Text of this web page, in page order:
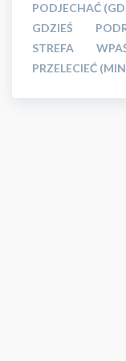
PODJECHAĆ
GDZIEŚ
STREFA
PRZELECIEĆ